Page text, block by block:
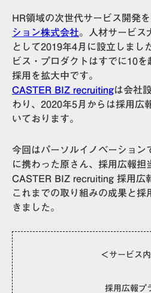
HR領域の次世代サービス開発を
ション株式会社。人材サービス
として2019年4月に設立しまし
ビス・プロダクトはすでに10
採用を拡大中です。
CASTER BIZ recruitingは会社
わり、2020年5月からは採用広
いております。
今回はパーソルイノベーション
に携わった原さん、採用広報担
CASTER BIZ recruiting 採用広
これまでの取り組みの成果と採
きました。
＜サービス
採用広報プ